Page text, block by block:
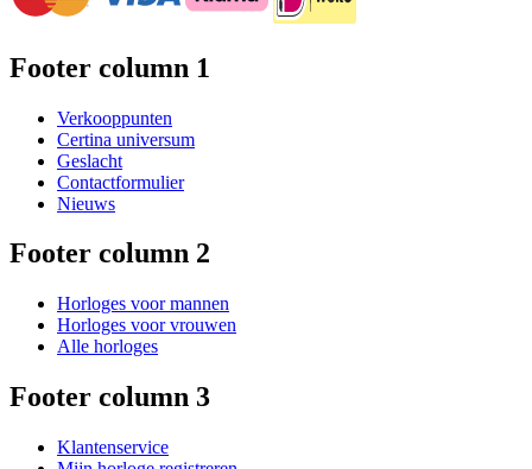
Footer column 1
Verkooppunten
Certina universum
Geslacht
Contactformulier
Nieuws
Footer column 2
Horloges voor mannen
Horloges voor vrouwen
Alle horloges
Footer column 3
Klantenservice